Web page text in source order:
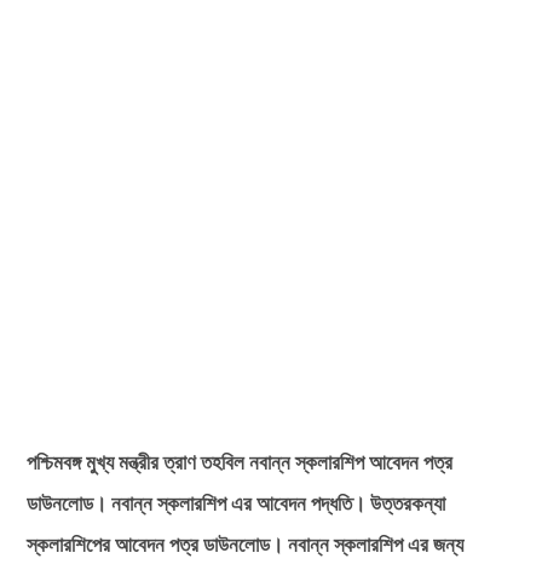
পশ্চিমবঙ্গ মুখ্য মন্ত্রীর ত্রাণ তহবিল নবান্ন স্কলারশিপ আবেদন পত্র
ডাউনলোড। নবান্ন স্কলারশিপ এর আবেদন পদ্ধতি। উত্তরকন্যা
স্কলারশিপের আবেদন পত্র ডাউনলোড। নবান্ন স্কলারশিপ এর জন্য